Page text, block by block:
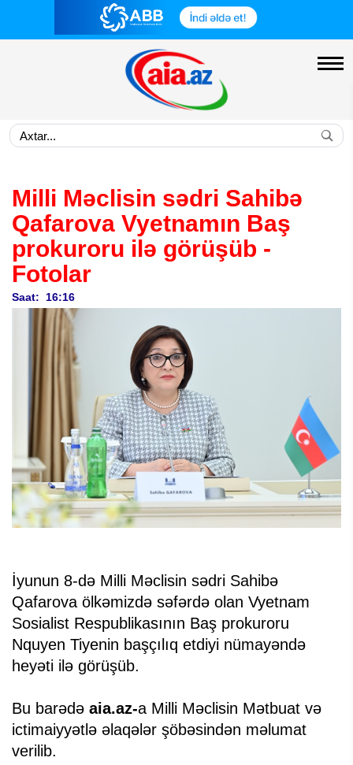
Milli Məclisin sədri Sahibə
Qafarova Vyetnamın Baş
prokuroru ilə görüşüb -
Fotolar
Saat: 16:16
İyunun 8-də Milli Məclisin sədri Sahibə
Qafarova ölkəmizdə səfərdə olan Vyetnam
Sosialist Respublikasının Baş prokuroru
Nquyen Tiyenin başçılıq etdiyi nümayəndə
heyəti ilə görüşüb.
Bu barədə aia.az-a Milli Məclisin Mətbuat və
ictimaiyyətlə əlaqələr şöbəsindən məlumat
verilib.